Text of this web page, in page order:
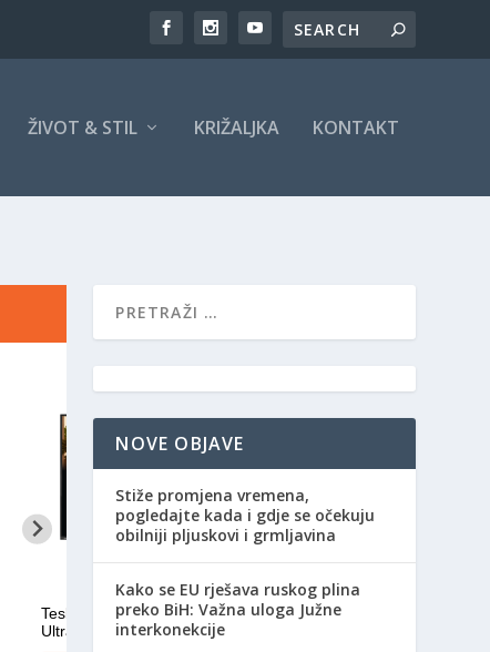
ŽIVOT & STIL KRIŽALJKA KONTAKT
NOVE OBJAVE
Stiže promjena vremena,
pogledajte kada i gdje se očekuju
obilniji pljuskovi i grmljavina
Kako se EU rješava ruskog plina
preko BiH: Važna uloga Južne
interkonekcije